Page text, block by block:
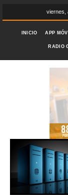
viernes,
INICIO APP
RADIO